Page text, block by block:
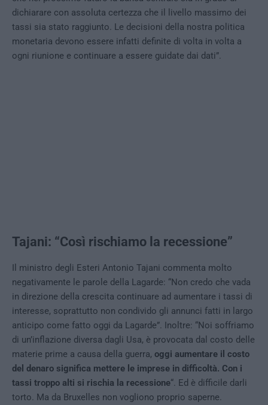
dichiarare con assoluta certezza che il livello massimo dei
tassi sia stato raggiunto. Le decisioni della nostra politica
monetaria devono essere infatti definite di volta in volta a
ogni riunione e continuare a essere guidate dai dati”.
Tajani: “Così rischiamo la recessione”
Il ministro degli Esteri Antonio Tajani commenta molto
negativamente le parole della Lagarde: “Non credo che vada
in direzione della crescita continuare ad aumentare i tassi di
interesse, soprattutto non condivido gli annunci fatti in largo
anticipo come fatto oggi da Lagarde”. Inoltre: “Noi soffriamo
di un’inflazione diversa dagli Usa, è provocata dal costo delle
materie prime a causa della guerra, oggi aumentare il costo
del denaro significa mettere le imprese in difficoltà. Con i
tassi troppo alti si rischia la recessione“. Ed è difficile darli
torto. Ma da Bruxelles non vogliono proprio saperne.